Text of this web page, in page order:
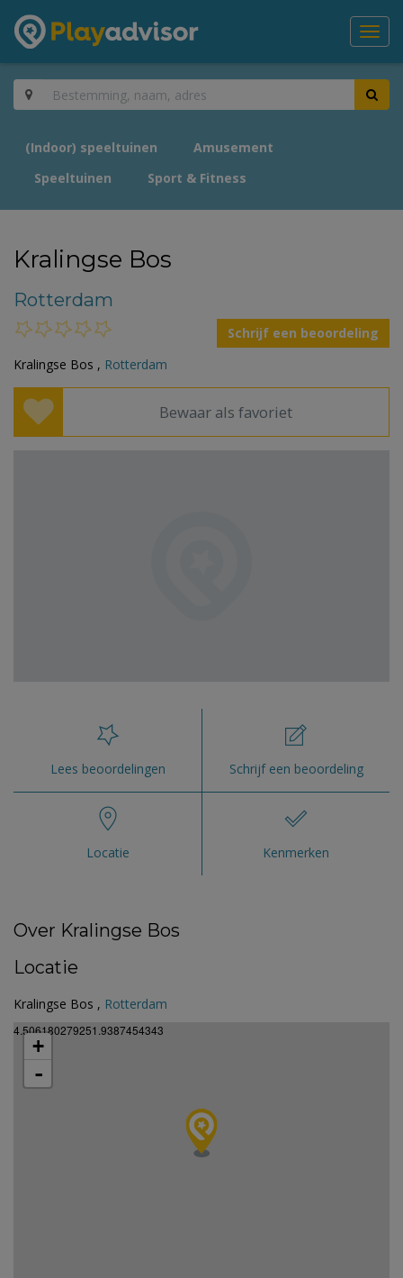
(Indoor) speeltuinen
Amusement
Speeltuinen
Sport & Fitness
Kralingse Bos
Rotterdam
Schrijf een beoordeling
Kralingse Bos , Rotterdam
Bewaar als favoriet
Lees beoordelingen Schrijf een beoordeling
Locatie Kenmerken
Over Kralingse Bos
Locatie
Kralingse Bos , Rotterdam
4.506180279251.9387454343
+
-